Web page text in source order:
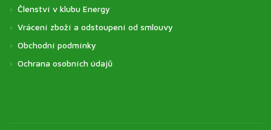
Členství v klubu Energy
Vrácení zboží a odstoupení od smlouvy
Obchodní podmínky
Ochrana osobních údajů